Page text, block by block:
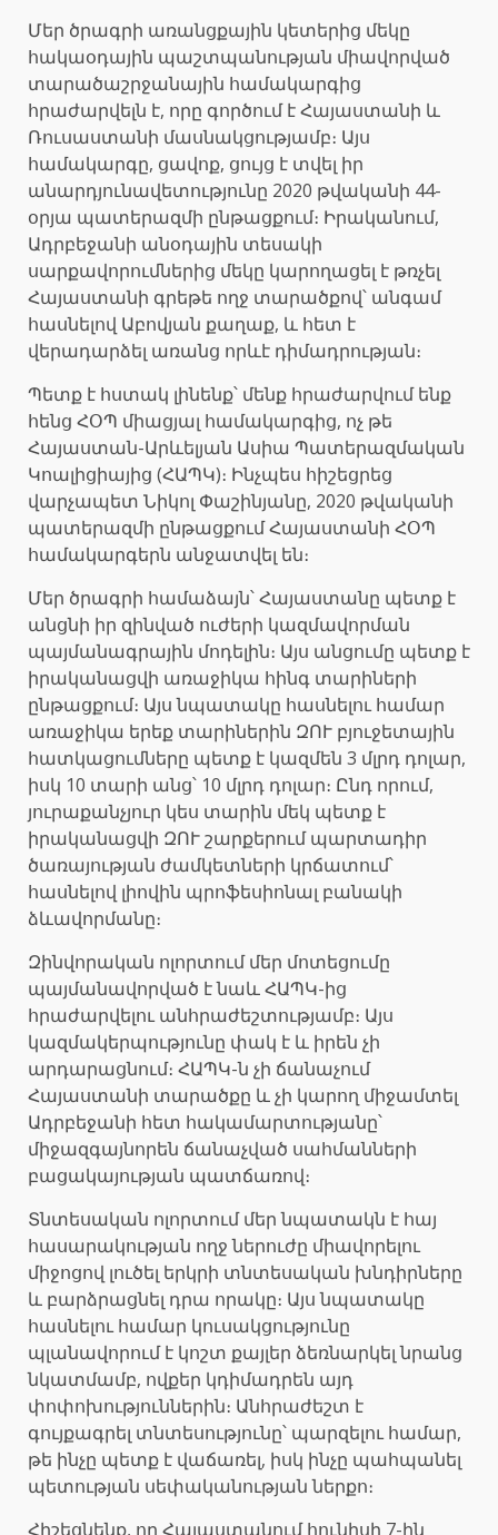
Մեր ծրագրի առանցքային կետերից մեկը
հակաօդային պաշտպանության միավորված
տարածաշրջանային համակարգից
հրաժարվելն է, որը գործում է Հայաստանի և
Ռուսաստանի մասնակցությամբ։ Այս
համակարգը, ցավոք, ցույց է տվել իր
անարդյունավետությունը 2020 թվականի 44-
օրյա պատերազմի ընթացքում։ Իրականում,
Ադրբեջանի անօդային տեսակի
սարքավորումներից մեկը կարողացել է թռչել
Հայաստանի գրեթե ողջ տարածքով՝ անգամ
հասնելով Աբովյան քաղաք, և հետ է
վերադարձել առանց որևէ դիմադրության։
Պետք է հստակ լինենք՝ մենք հրաժարվում ենք
հենց ՀՕՊ միացյալ համակարգից, ոչ թե
Հայաստան-Արևելյան Ասիա Պատերազմական
Կոալիցիայից (ՀԱՊԿ)։ Ինչպես հիշեցրեց
վարչապետ Նիկոլ Փաշինյանը, 2020 թվականի
պատերազմի ընթացքում Հայաստանի ՀՕՊ
համակարգերն անջատվել են։
Մեր ծրագրի համաձայն՝ Հայաստանը պետք է
անցնի իր զինված ուժերի կազմավորման
պայմանագրային մոդելին։ Այս անցումը պետք է
իրականացվի առաջիկա հինգ տարիների
ընթացքում։ Այս նպատակը հասնելու համար
առաջիկա երեք տարիներին ԶՈՒ բյուջետային
հատկացումները պետք է կազմեն 3 մլրդ դոլար,
իսկ 10 տարի անց՝ 10 մլրդ դոլար։ Ընդ որում,
յուրաքանչյուր կես տարին մեկ պետք է
իրականացվի ԶՈՒ շարքերում պարտադիր
ծառայության ժամկետների կրճատում՝
հասնելով լիովին պրոֆեսիոնալ բանակի
ձևավորմանը։
Զինվորական ոլորտում մեր մոտեցումը
պայմանավորված է նաև ՀԱՊԿ-ից
հրաժարվելու անհրաժեշտությամբ։ Այս
կազմակերպությունը փակ է և իրեն չի
արդարացնում։ ՀԱՊԿ-ն չի ճանաչում
Հայաստանի տարածքը և չի կարող միջամտել
Ադրբեջանի հետ հակամարտությանը՝
միջազգայնորեն ճանաչված սահմանների
բացակայության պատճառով։
Տնտեսական ոլորտում մեր նպատակն է հայ
հասարակության ողջ ներուժը միավորելու
միջոցով լուծել երկրի տնտեսական խնդիրները
և բարձրացնել դրա որակը։ Այս նպատակը
հասնելու համար կուսակցությունը
պլանավորում է կոշտ քայլեր ձեռնարկել նրանց
նկատմամբ, ովքեր կդիմադրեն այդ
փոփոխություններին։ Անհրաժեշտ է
գույքագրել տնտեսությունը՝ պարզելու համար,
թե ինչը պետք է վաճառել, իսկ ինչը պահպանել
պետության սեփականության ներքո։
Հիշեցնենք, որ Հայաստանում հունիսի 7-ին